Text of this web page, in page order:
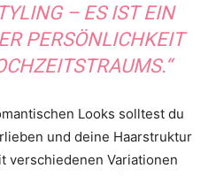
– ES IST EIN
PERSÖNLICHKEIT
Looks solltest du
und deine Haarstruktur
verschiedenen Variationen